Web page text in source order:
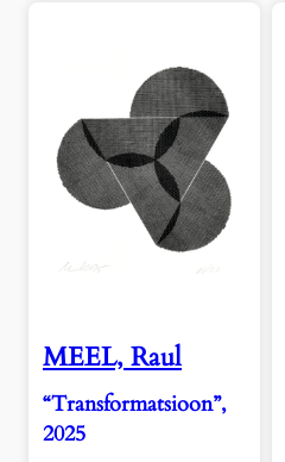
MEEL, Raul
“Transformatsioon”,
2025